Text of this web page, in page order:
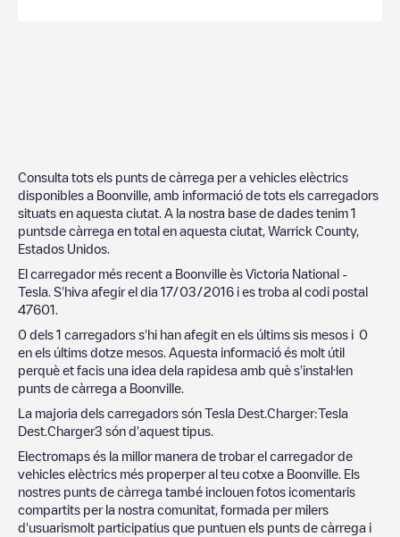
Consulta tots els punts de càrrega per a vehicles elèctrics
disponibles a Boonville , amb informació de tots els carregadors
situats en aquesta ciutat. A la nostra base de dades tenim 1
puntsde càrrega en total en aquesta ciutat, Warrick County,
Estados Unidos
El carregador més recent a Boonville ès Victoria National -
Tesla . S'hiva afegir el dia 17/03/2016 i es troba al codi postal
47601
0 dels 1 carregadors s'hi han afegit en els últims sis mesos i 0
en els últims dotze mesos. Aquesta informació és molt útil
perquè et facis una idea dela rapidesa amb què s'instal·len
punts de càrrega a Boonville
La majoria dels carregadors són Tesla Dest.Charger:Tesla
Dest.Charger3 són d'aquest tipus.
Electromaps és la millor manera de trobar el carregador de
vehicles elèctrics més properper al teu cotxe a Boonville . Els
nostres punts de càrrega també inclouen fotos icomentaris
compartits per la nostra comunitat, formada per milers
d'usuarismolt participatius que puntuen els punts de càrrega i